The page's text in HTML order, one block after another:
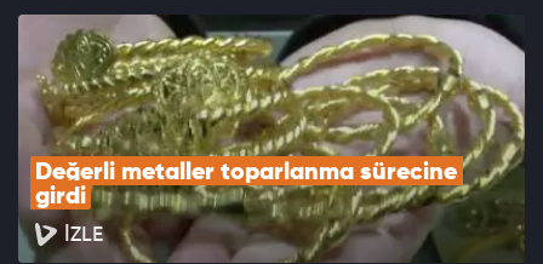
Değerli metaller toparlanma sürecine
girdi
İZLE